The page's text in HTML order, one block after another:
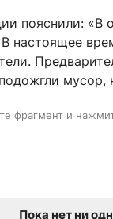
пояснили: «В
настоящее
фрагмент и
Пока нет ни